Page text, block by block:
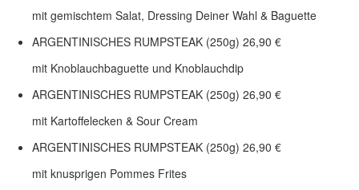
mit gemischtem Salat, Dressing Deiner Wahl & Baguette
ARGENTINISCHES RUMPSTEAK (250g) 26,90 €
mit Knoblauchbaguette und Knoblauchdip
ARGENTINISCHES RUMPSTEAK (250g) 26,90 €
mit Kartoffelecken & Sour Cream
ARGENTINISCHES RUMPSTEAK (250g) 26,90 €
mit knusprigen Pommes Frites